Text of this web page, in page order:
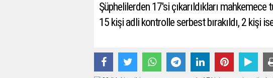
​​​​​​​Şüphelilerden 17'si çıkarıldıkları
15 kişi adli kontrolle serbest bırakıldı, 2 kişi